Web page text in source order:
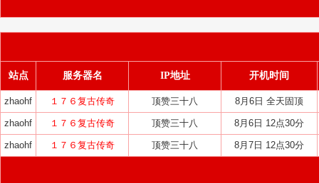
站点 服务器名 IP地址 开机时间
zhaohf １７６复古传奇 顶赞三十八 8月6日 全天固顶
zhaohf １７６复古传奇 顶赞三十八 8月6日 12点30分
zhaohf １７６复古传奇 顶赞三十八 8月7日 12点30分